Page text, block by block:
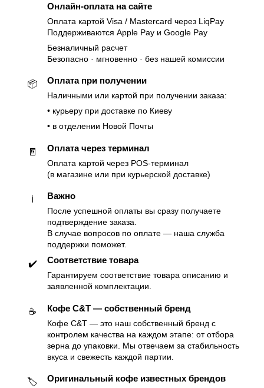
Онлайн-оплата на сайте
Оплата картой Visa / Mastercard через LiqPay
Поддерживаются Apple Pay и Google Pay
Безналичный расчет
Безопасно · мгновенно · без нашей комиссии
📦 Оплата при получении
Наличными или картой при получении заказа:
• курьеру при доставке по Киеву
• в отделении Новой Почты
🧾 Оплата через терминал
Оплата картой через POS-терминал
(в магазине или при курьерской доставке)
ℹ️ Важно
После успешной оплаты вы сразу получаете
подтверждение заказа.
В случае вопросов по оплате — наша служба
поддержки поможет.
✔️ Соответствие товара
Гарантируем соответствие товара описанию и
заявленной комплектации.
☕️ Кофе C&T — собственный бренд
Кофе C&T — это наш собственный бренд с
контролем качества на каждом этапе: от отбора
зерна до упаковки. Мы отвечаем за стабильность
вкуса и свежесть каждой партии.
🏷 Оригинальный кофе известных брендов